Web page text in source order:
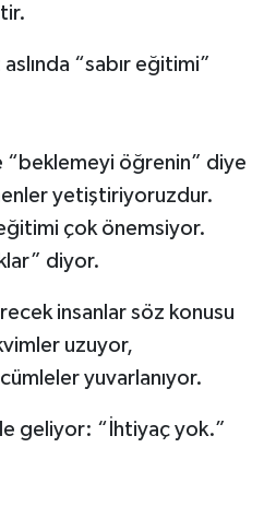
“sabır eğitimi”
“beklemeyi öğrenin” diye
yetiştiriyoruzdur.
çok önemsiyor.
diyor.
insanlar söz konusu
uzuyor,
yuvarlanıyor.
geliyor: “İhtiyaç yok.”